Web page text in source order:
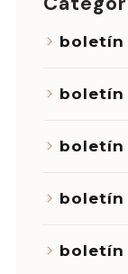
boletín
boletín
boletín
boletín
boletín